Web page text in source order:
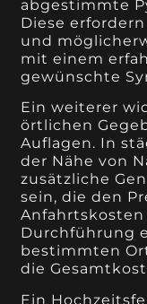
abgestimmte
Diese
und
mit einem
gewünschte
Ein weiterer
örtlichen
Auflagen. In
der Nähe von
zusätzliche
sein, die den
Durchführung
bestimmten
die
Ein